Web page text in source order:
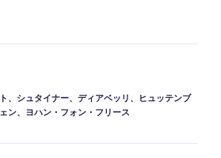
、 シュタイナー、 ディアベッリ 、
ヒュッテンブ
ン、 ヨハン・フォン・フリース